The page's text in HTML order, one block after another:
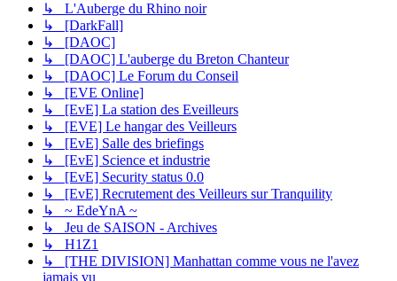
↳ L'Auberge du Rhino noir
↳ [DarkFall]
↳ [DAOC]
↳ [DAOC] L'auberge du Breton Chanteur
↳ [DAOC] Le Forum du Conseil
↳ [EVE Online]
↳ [EvE] La station des Eveilleurs
↳ [EVE] Le hangar des Veilleurs
↳ [EvE] Salle des briefings
↳ [EvE] Science et industrie
↳ [EvE] Security status 0.0
↳ [EvE] Recrutement des Veilleurs sur Tranquility
↳ ~ EdeYnA ~
↳ Jeu de SAISON - Archives
↳ H1Z1
↳ [THE DIVISION] Manhattan comme vous ne l'avez
jamais vu